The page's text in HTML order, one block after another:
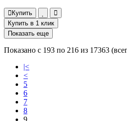
Купить
Купить в 1 клик
Показать еще
Показано с 193 по 216 из 17363
|<
<
5
6
7
8
9